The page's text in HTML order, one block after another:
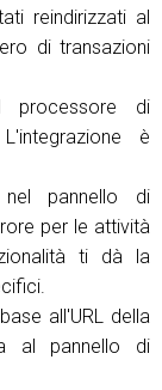
reindirizzati al
di transazioni
processore di
è
pannello di
per le attività
ti dà la
all'URL della
al pannello di